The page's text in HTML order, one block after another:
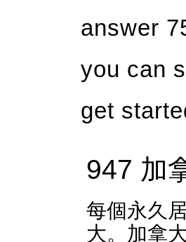
answer
you can
get